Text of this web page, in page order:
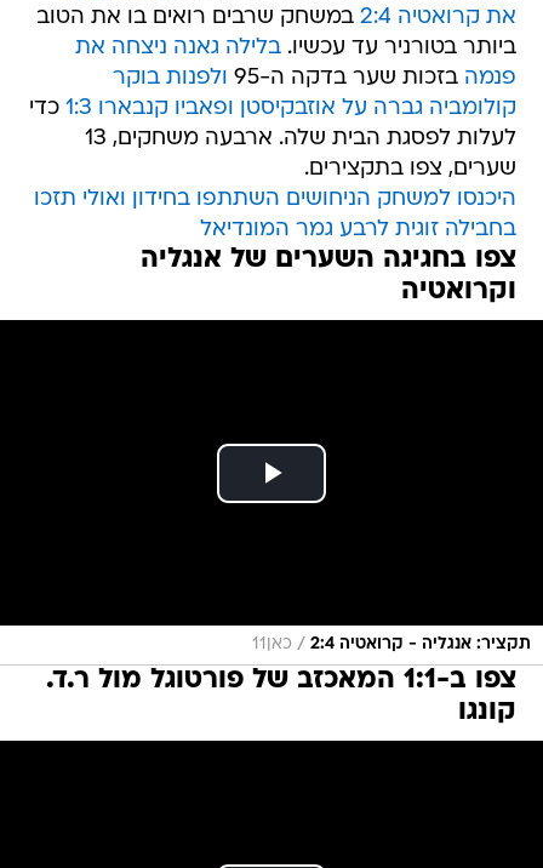
את קרואטיה 2:4
במשחק שרבים רואים בו את הטוב
ביותר בטורניר עד עכשיו.בלילה גאנה ניצחה את
פנמה בזכות שער בדקה ה-95
ולפנות בוקר
קולומביה גברה על אוזבקיסטן ופאביו קנבארו 1:3
כדי
לעלות לפסגת הבית שלה. ארבעה משחקים, 13
שערים, צפו בתקצירים.
היכנסו למשחק הניחושים השתתפו בחידון ואולי תזכו
בחבילה זוגית לרבע גמר המונדיאל
צפו בחגיגה השערים של אנגליה
וקרואטיה
תקציר: אנגליה - קרואטיה 2:4 / כאן11
צפו ב-1:1 המאכזב של פורטוגל מול ר.ד.
קונגו